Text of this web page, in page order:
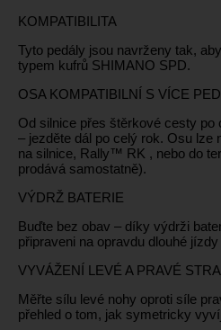
KOMPATIBILITA
Tyto pedály jsou navrženy tak,
typem kufrů SHIMANO SPD.
OSA KOMPATIBILNÍ S VÍCE
Od silnice přes štěrkové cesty
– jezděte dál po celý rok. Osu lze
na silnice, Rally™ RK , nebo do
prodává samostatně).
VÝDRŽ BATERIE
Buďte bez obav – díky výdrži
připraveni na opravdu dlouhé
VYVÁŽENÍ LEVÉ A PRAVÉ
Měřte sílu levé nohy oproti síle
přehled o tom, jak symetricky